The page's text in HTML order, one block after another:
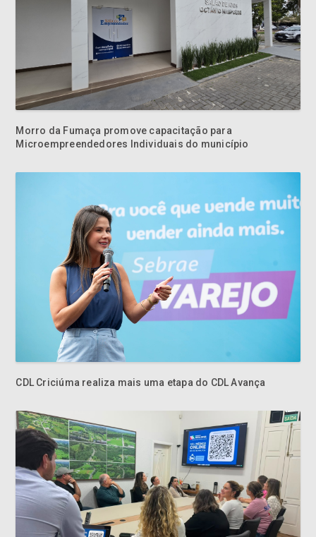
Morro da Fumaça promove capacitação para
Microempreendedores Individuais do município
CDL Criciúma realiza mais uma etapa do CDL Avança